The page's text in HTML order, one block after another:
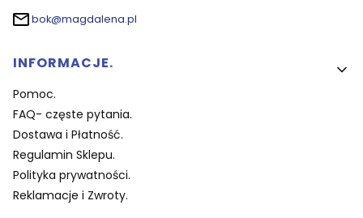
bok@magdalena.pl
Linki w stopce
INFORMACJE.
Pomoc.
FAQ- częste pytania.
Dostawa i Płatność.
Regulamin Sklepu.
Polityka prywatności.
Reklamacje i Zwroty.